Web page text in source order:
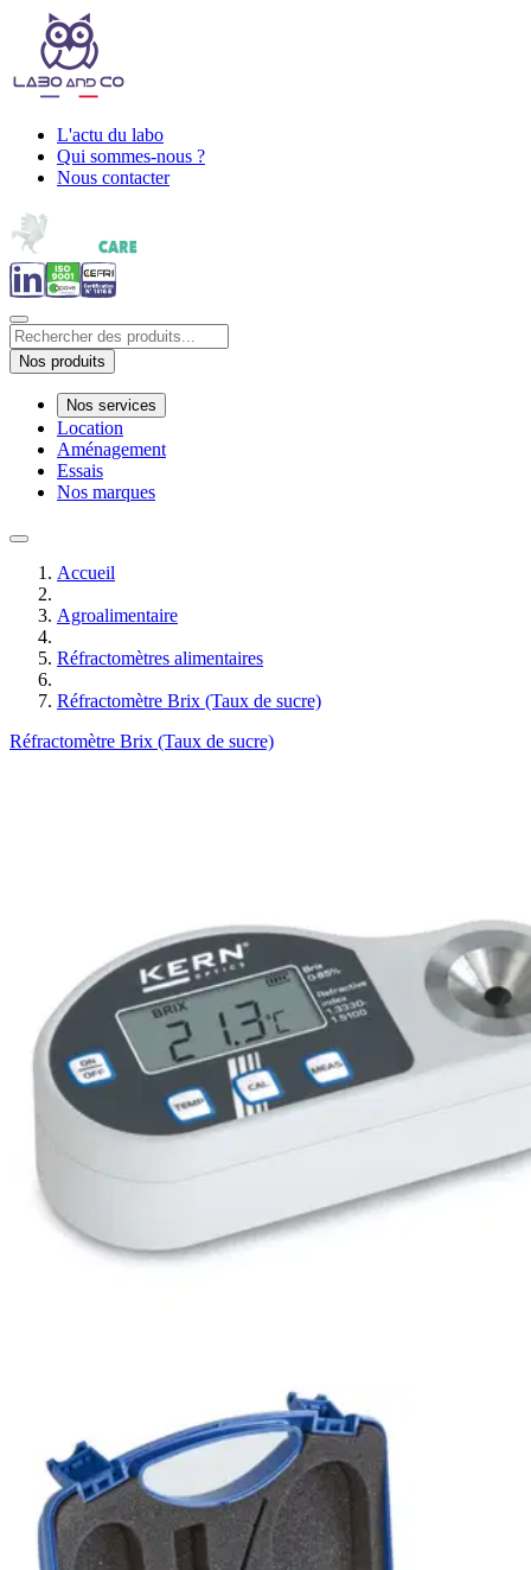
L'actu du labo
Qui sommes-nous ?
Nous contacter
Nos produits
Nos services
Location
Aménagement
Essais
Nos marques
Accueil
Agroalimentaire
Réfractomètres alimentaires
Réfractomètre Brix (Taux de sucre)
Réfractomètre Brix (Taux de sucre)